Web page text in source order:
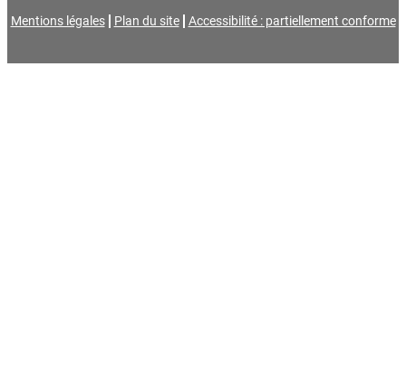
Mentions légales Plan du site Accessibilité : partiellement conforme